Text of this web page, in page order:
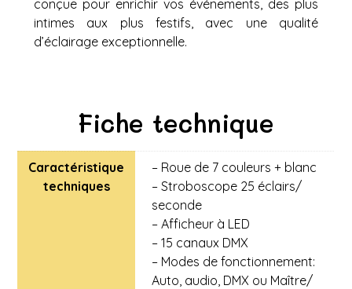
conçue pour enrichir vos événements, des plus
intimes aux plus festifs, avec une qualité
d’éclairage exceptionnelle.
Fiche technique
Caractéristique
techniques
– Roue de 7 couleurs + blanc
– Stroboscope 25 éclairs/
seconde
– Afficheur à LED
– 15 canaux DMX
– Modes de fonctionnement:
Auto, audio, DMX ou Maître/